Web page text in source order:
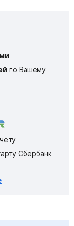
по Вашему
Сбербанк